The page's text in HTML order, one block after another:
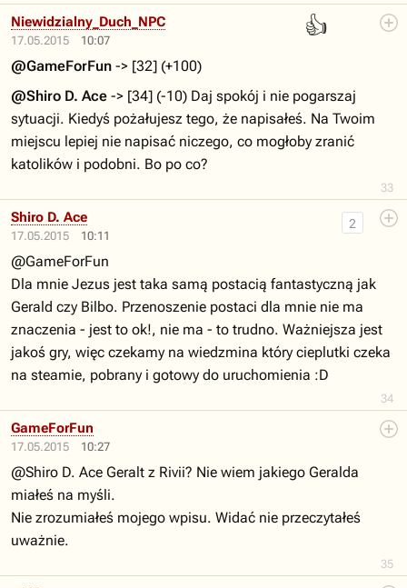
17.05.2015 10:07
👍
33
Niewidzialny_Duch_NPC
@GameForFun -> [32] (+100)
@Shiro D. Ace -> [34] (-10) Daj spokój i nie pogarszaj
sytuacji. Kiedyś pożałujesz tego, że napisałeś. Na Twoim
miejscu lepiej nie napisać niczego, co mogłoby zranić
katolików i podobni. Bo po co?
17.05.2015 10:11
34
2
Shiro D. Ace
@GameForFun
Dla mnie Jezus jest taka samą postacią fantastyczną jak
Gerald czy Bilbo. Przenoszenie postaci dla mnie nie ma
znaczenia - jest to ok!, nie ma - to trudno. Ważniejsza jest
jakoś gry, więc czekamy na wiedzmina który cieplutki czeka
na steamie, pobrany i gotowy do uruchomienia :D
17.05.2015 10:27
35
GameForFun
@Shiro D. Ace Geralt z Rivii? Nie wiem jakiego Geralda
miałeś na myśli.
Nie zrozumiałeś mojego wpisu. Widać nie przeczytałeś
uważnie.